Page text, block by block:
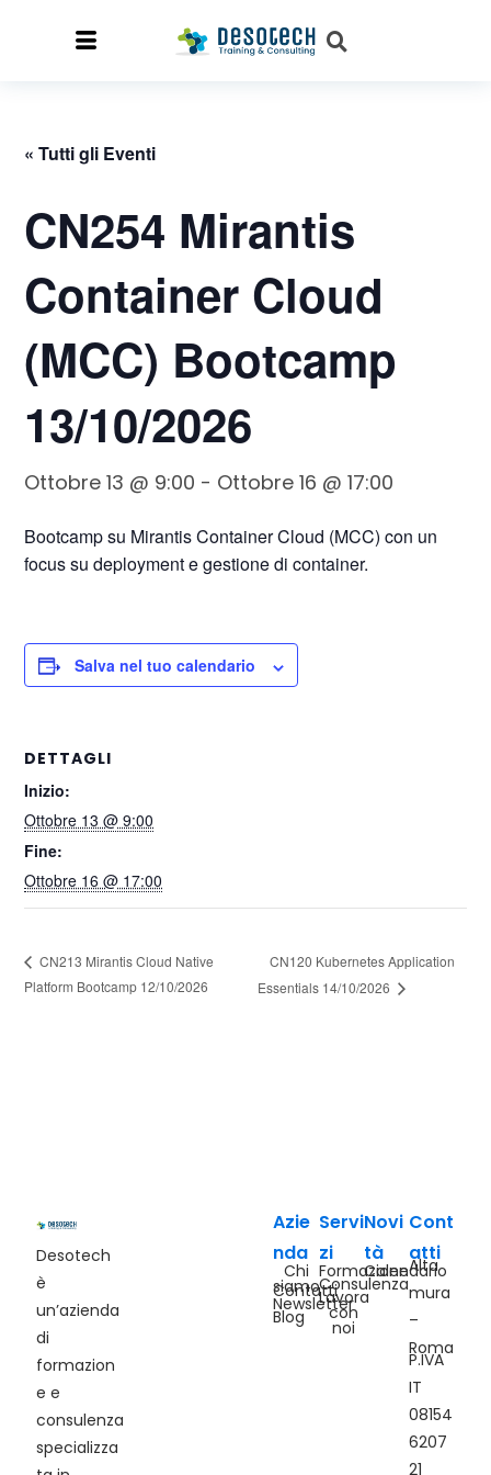
« Tutti gli Eventi
CN254 Mirantis
Container Cloud
(MCC) Bootcamp
13/10/2026
Ottobre 13 @ 9:00 - Ottobre 16 @ 17:00
Bootcamp su Mirantis Container Cloud (MCC) con un
focus su deployment e gestione di container.
Salva nel tuo calendario
DETTAGLI
Inizio:
Ottobre 13 @ 9:00
Fine:
Ottobre 16 @ 17:00
CN213 Mirantis Cloud Native
Platform Bootcamp 12/10/2026
CN120 Kubernetes Application
Essentials 14/10/2026
Desotech
è
un’azienda
di
formazion
e e
consulenza
specializza
Azie
nda
Chi
siamo
Contatti
Newsletter
Blog
Servi
zi
Formazione
Consulenza
Lavora
con
noi
Novi
tà
Calendario
Cont
atti
Alta
mura
–
Roma
P.IVA
IT
08154
6207
21